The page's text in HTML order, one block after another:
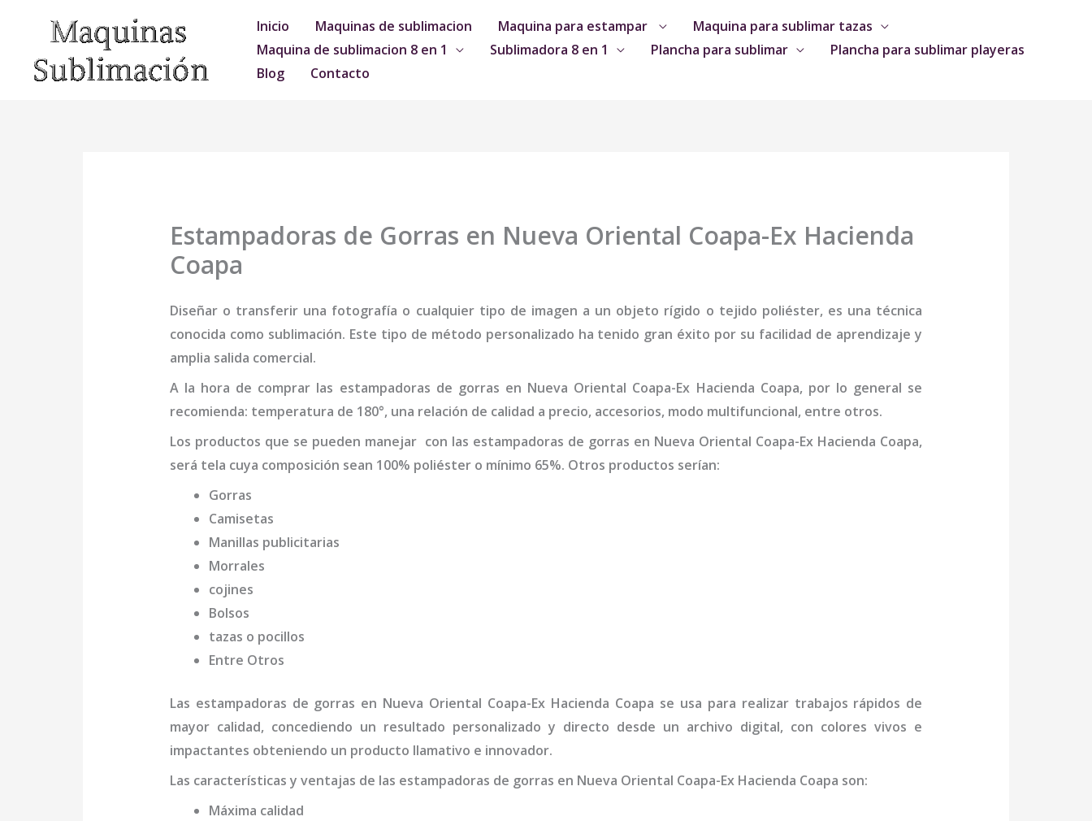
contenido
Inicio Maquinas de sublimacion Maquina para estampar
Maquina para sublimar tazas
Maquina de sublimacion 8 en 1
Sublimadora 8 en 1 Plancha para sublimar
Plancha para sublimar playeras
Blog
Contacto
Estampadoras de Gorras en Nueva Oriental Coapa-Ex Hacienda
Coapa
Diseñar o transferir una fotografía o cualquier tipo de imagen a un objeto rígido o tejido poliéster, es una técnica
conocida como sublimación. Este tipo de método personalizado ha tenido gran éxito por su facilidad de aprendizaje y
amplia salida comercial.
A la hora de comprar las estampadoras de gorras en Nueva Oriental Coapa-Ex Hacienda Coapa, por lo general se
recomienda: temperatura de 180°, una relación de calidad a precio, accesorios, modo multifuncional, entre otros.
Los productos que se pueden manejar con las estampadoras de gorras en Nueva Oriental Coapa-Ex Hacienda Coapa,
será tela cuya composición sean 100% poliéster o mínimo 65%. Otros productos serían:
Gorras
Camisetas
Manillas publicitarias
Morrales
cojines
Bolsos
tazas o pocillos
Entre Otros
Las estampadoras de gorras en Nueva Oriental Coapa-Ex Hacienda Coapa se usa para realizar trabajos rápidos de
mayor calidad, concediendo un resultado personalizado y directo desde un archivo digital, con colores vivos e
impactantes obteniendo un producto llamativo e innovador.
Las características y ventajas de las estampadoras de gorras en Nueva Oriental Coapa-Ex Hacienda Coapa son:
Máxima calidad